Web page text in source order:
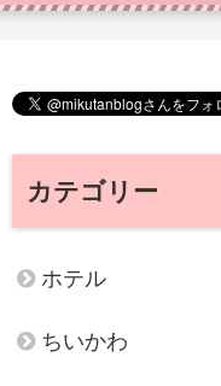
カテゴリー
ホテル
ちいかわ